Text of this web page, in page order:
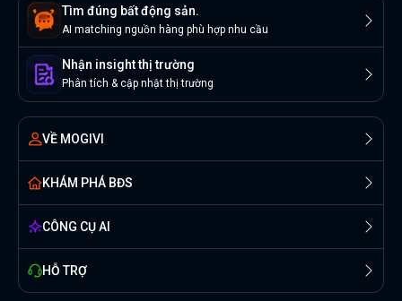
Tìm đúng bất động sản.
AI matching nguồn hàng phù hợp nhu cầu
Nhận insight thị trường
Phân tích & cập nhật thị trường
VỀ MOGIVI
KHÁM PHÁ BĐS
CÔNG CỤ AI
HỖ TRỢ